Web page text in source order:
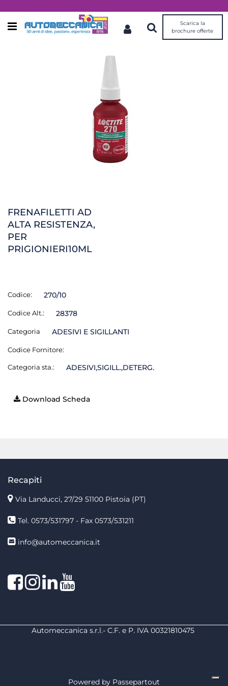
Open menu
Scarica la
brochure offerte
FRENAFILETTI AD
ALTA RESISTENZA,
PER
PRIGIONIERI10ML
Codice: 270/10
Codice Alt.: 28378
Categoria ADESIVI E SIGILLANTI
Codice Fornitore:
Categoria sta.: ADESIVI,SIGILL.,DETERG.
Download Scheda
Recapiti
Via Landucci, 27/29 51100 Pistoia (PT)
Tel. 0573/531797 - Fax 0573/531211
info@automeccanica.it
FacebookInstagram
linkedin
Automeccanica s.r.l.- C.F. e P. IVA 00321810475
Powered by Passepartout